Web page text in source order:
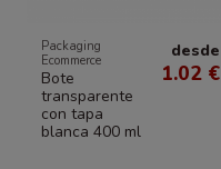
Packaging
Ecommerce
Bote
transparente
con tapa
blanca 400 ml
desde
1.02 €